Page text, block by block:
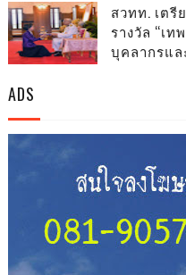
สวทท. เตรี
รางวัล “เท
บุคลากรแล
ADS